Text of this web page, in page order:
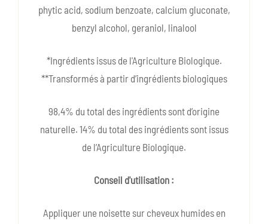
phytic acid, sodium benzoate, calcium gluconate,
benzyl alcohol, geraniol, linalool
*Ingrédients issus de l'Agriculture Biologique.
**Transformés à partir d’ingrédients biologiques
98,4% du total des ingrédients sont d’origine
naturelle. 14% du total des ingrédients sont issus
de l’Agriculture Biologique.
Conseil d'utilisation :
Appliquer une noisette sur cheveux humides en